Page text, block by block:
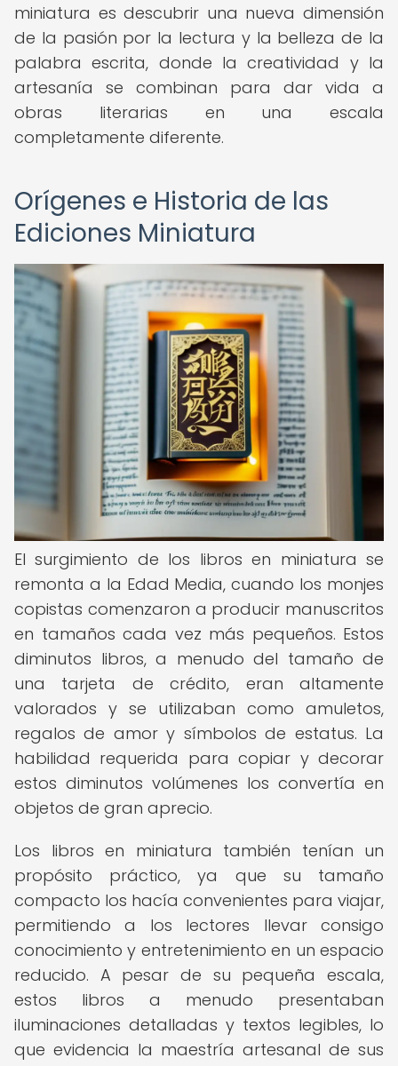
miniatura es descubrir una nueva dimensión
de la pasión por la lectura y la belleza de la
palabra escrita, donde la creatividad y la
artesanía se combinan para dar vida a
obras literarias en una escala
completamente diferente.
Orígenes e Historia de las
Ediciones Miniatura
El surgimiento de los libros en miniatura se
remonta a la Edad Media, cuando los monjes
copistas comenzaron a producir manuscritos
en tamaños cada vez más pequeños. Estos
diminutos libros, a menudo del tamaño de
una tarjeta de crédito, eran altamente
valorados y se utilizaban como amuletos,
regalos de amor y símbolos de estatus. La
habilidad requerida para copiar y decorar
estos diminutos volúmenes los convertía en
objetos de gran aprecio.
Los libros en miniatura también tenían un
propósito práctico, ya que su tamaño
compacto los hacía convenientes para viajar,
permitiendo a los lectores llevar consigo
conocimiento y entretenimiento en un espacio
reducido. A pesar de su pequeña escala,
estos libros a menudo presentaban
iluminaciones detalladas y textos legibles, lo
que evidencia la maestría artesanal de sus